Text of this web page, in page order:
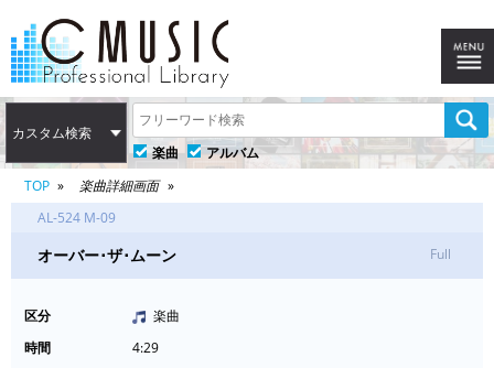
カスタム検索
楽曲
アルバム
TOP
楽曲詳細画面
AL-524 M-09
オーバー･ザ･ムーン Full
区分
楽曲
時間
4:29